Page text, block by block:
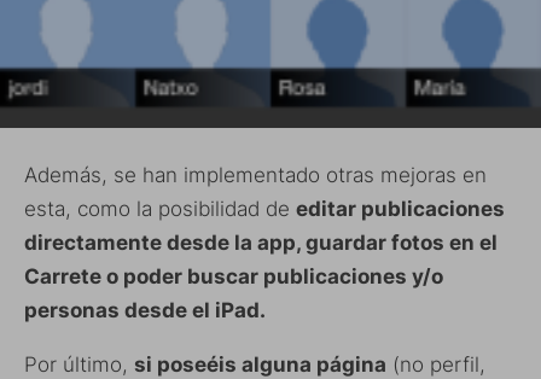
Además, se han implementado otras mejoras en
esta, como la posibilidad de editar publicaciones
directamente desde la app, guardar fotos en el
Carrete o poder buscar publicaciones y/o
personas desde el iPad.
Por último, si poseéis alguna página (no perfil,